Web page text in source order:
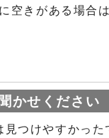
きがある場合
かせください
見つけやすかった